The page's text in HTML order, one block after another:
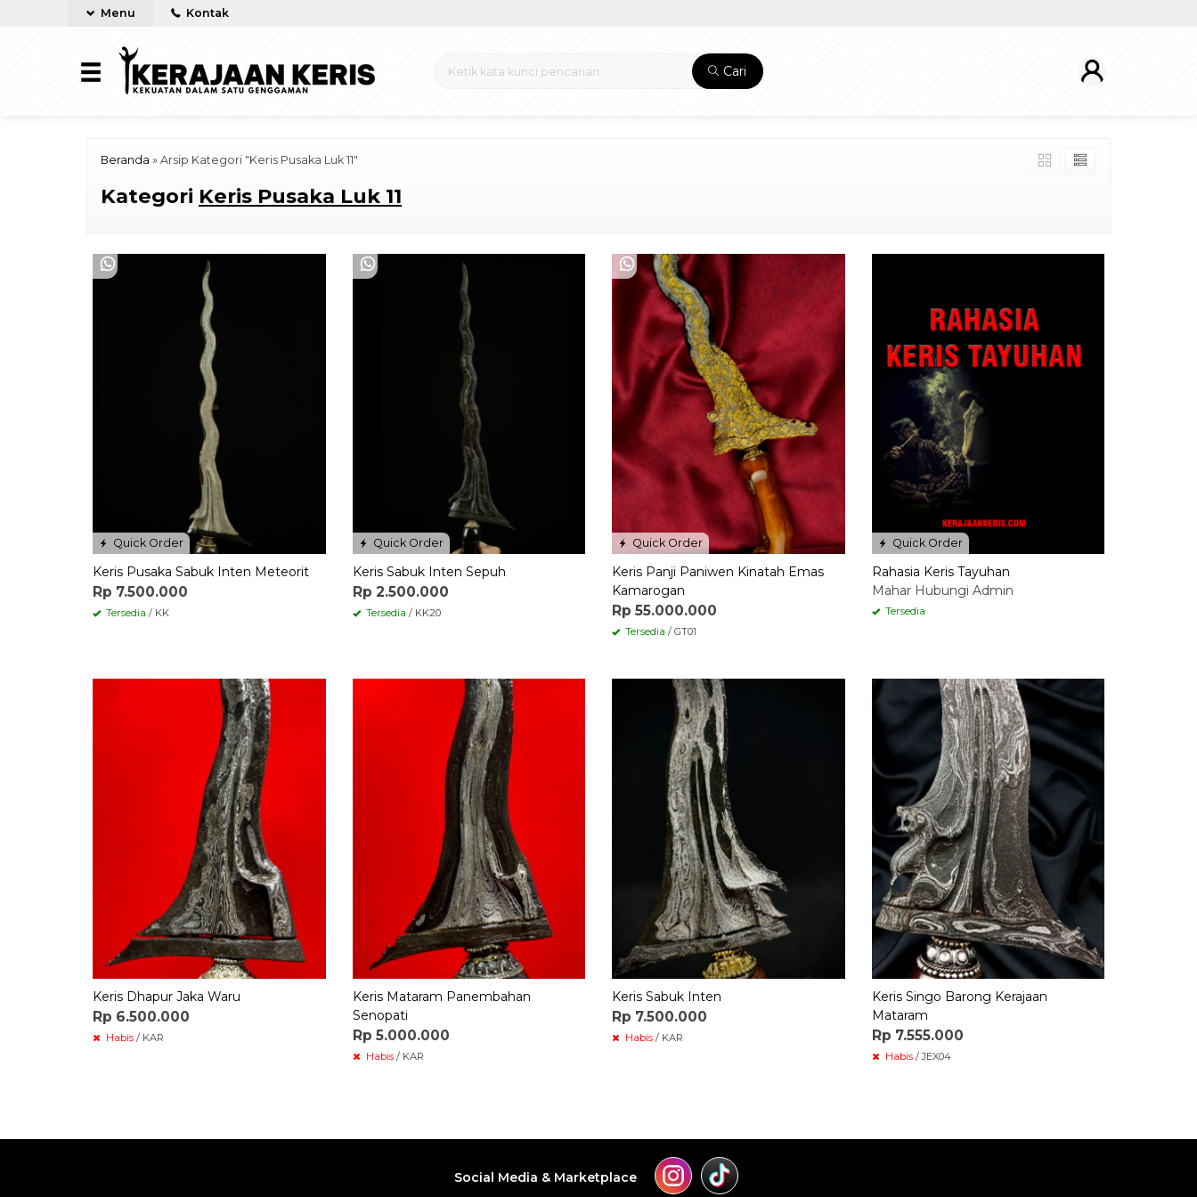
Menu Kontak
Cari
Beranda » Arsip Kategori "Keris Pusaka Luk 11"
Kategori Keris Pusaka Luk 11
Quick Order
Keris Pusaka Sabuk Inten Meteorit
Rp 7.500.000
Tersedia / KK
Quick Order
Keris Sabuk Inten Sepuh
Rp 2.500.000
Tersedia / KK20
Quick Order
Keris Panji Paniwen Kinatah Emas
Kamarogan
Rp 55.000.000
Tersedia / GT01
Quick Order
Rahasia Keris Tayuhan
Mahar Hubungi Admin
Tersedia
Keris Dhapur Jaka Waru
Rp 6.500.000
Habis / KAR
Keris Mataram Panembahan
Senopati
Rp 5.000.000
Habis/ KAR
Keris Sabuk Inten
Rp 7.500.000
Habis / KAR
Keris Singo Barong Kerajaan
Mataram
Rp 7.555.000
Habis/ JEX04
Social Media & Marketplace